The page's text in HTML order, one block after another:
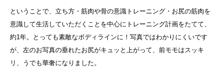
ということで、立ち方・筋肉や骨の意識トレーニング・お尻の筋肉を
意識して生活していただくことを中心にトレーニング計画をたてて、
約1年。とっても素敵なボディラインに！写真ではわかりにくいです
が、左のお写真の垂れたお尻がキュッと上がって、前モモはスッキ
リ、うでも華奢になりました。